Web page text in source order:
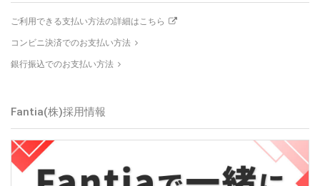
ご利用できる支払い方法の詳細はこちら
コンビニ決済でのお支払い方法
銀行振込でのお支払い方法
Fantia(株)採用情報